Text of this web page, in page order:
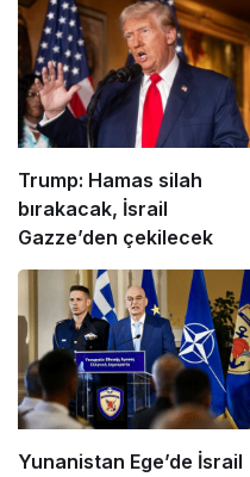
Trump: Hamas silah
bırakacak, İsrail
Gazze’den çekilecek
Yunanistan Ege’de İsrail